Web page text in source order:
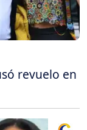
revuelo en